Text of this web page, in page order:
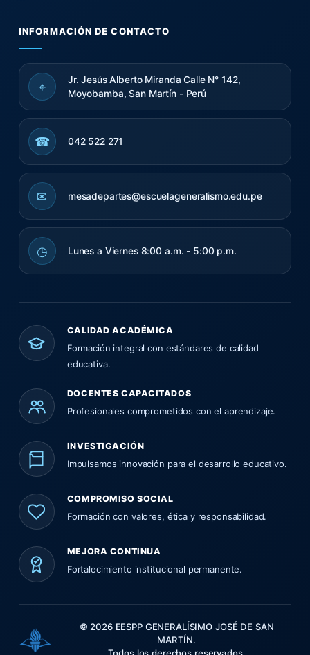
INFORMACIÓN DE CONTACTO
⌖
Jr. Jesús Alberto Miranda Calle N° 142,
Moyobamba, San Martín - Perú
☎ 042 522 271
✉ mesadepartes@escuelageneralismo.edu.pe
◷ Lunes a Viernes 8:00 a.m. - 5:00 p.m.
CALIDAD ACADÉMICA
Formación integral con estándares de calidad
educativa.
DOCENTES CAPACITADOS
Profesionales comprometidos con el aprendizaje.
INVESTIGACIÓN
Impulsamos innovación para el desarrollo educativo.
COMPROMISO SOCIAL
Formación con valores, ética y responsabilidad.
MEJORA CONTINUA
Fortalecimiento institucional permanente.
© 2026 EESPP GENERALÍSIMO JOSÉ DE SAN
MARTÍN.